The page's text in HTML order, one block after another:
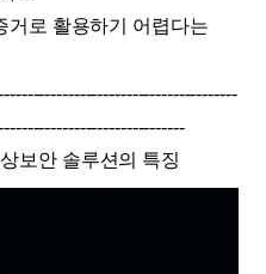
거로 활용하기 어렵다는
보안 솔루션의 특징